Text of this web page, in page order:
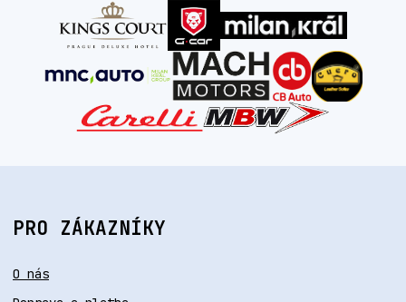
PRO ZÁKAZNÍKY
O nás